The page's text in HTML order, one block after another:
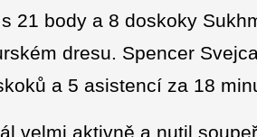
21 body a 8 doskoky
dresu. Spencer
a 5 asistencí za 18
velmi aktivně a nutil